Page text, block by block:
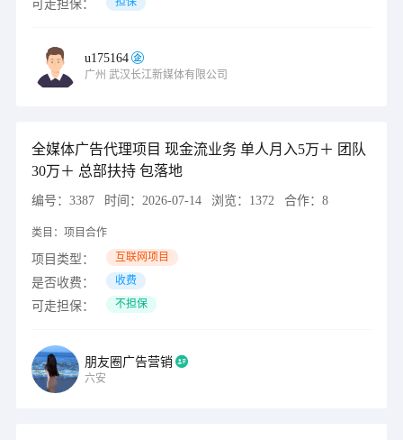
可走担保：
u175164
广州 武汉长江新媒体有限公司
全媒体广告代理项目 现金流业务 单人月入5万＋ 团队
30万＋ 总部扶持 包落地
编号： 3387 时间： 2026-07-14 浏览： 1372 合作： 8
类目： 项目合作
项目类型： 互联网项目
是否收费： 收费
可走担保： 不担保
朋友圈广告营销
六安